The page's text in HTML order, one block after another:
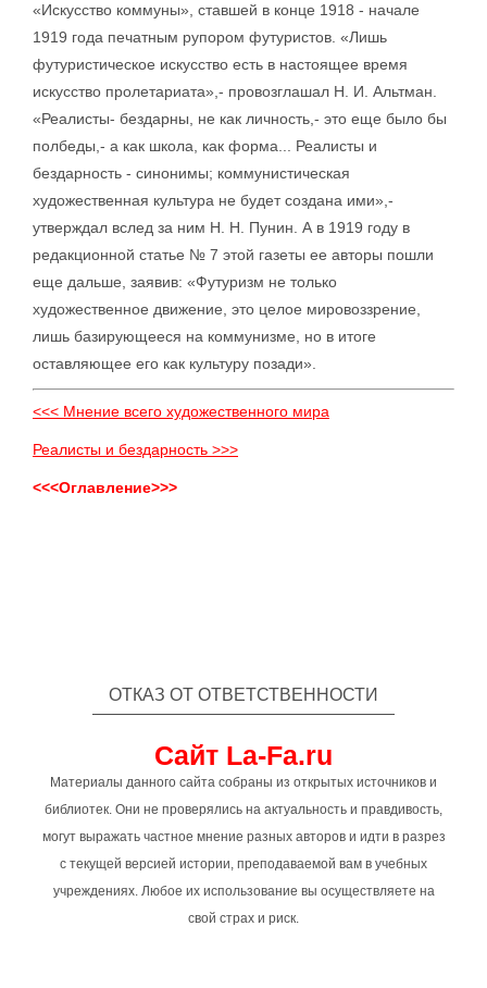
«Искусство коммуны», ставшей в конце 1918 - начале
1919 года печатным рупором футуристов. «Лишь
футуристическое искусство есть в настоящее время
искусство пролетариата»,- провозглашал Н. И. Альтман.
«Реалисты- бездарны, не как личность,- это еще было бы
полбеды,- а как школа, как форма... Реалисты и
бездарность - синонимы; коммунистическая
художественная культура не будет создана ими»,-
утверждал вслед за ним Н. Н. Пунин. А в 1919 году в
редакционной статье № 7 этой газеты ее авторы пошли
еще дальше, заявив: «Футуризм не только
художественное движение, это целое мировоззрение,
лишь базирующееся на коммунизме, но в итоге
оставляющее его как культуру позади».
<<< Мнение всего художественного мира
Реалисты и бездарность >>>
<<<Оглавление>>>
ОТКАЗ ОТ ОТВЕТСТВЕННОСТИ
Сайт La-Fa.ru
Материалы данного сайта собраны из открытых источников и
библиотек. Они не проверялись на актуальность и правдивость,
могут выражать частное мнение разных авторов и идти в разрез
с текущей версией истории, преподаваемой вам в учебных
учреждениях. Любое их использование вы осуществляете на
свой страх и риск.